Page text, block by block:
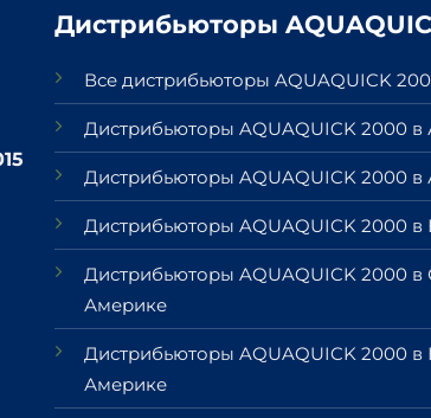
Дистрибьюторы
Все дистрибьюторы AQUAQUICK
Дистрибьюторы AQUAQUICK 2000 в
Дистрибьюторы AQUAQUICK 2000 в
Дистрибьюторы AQUAQUICK 2000 в
Дистрибьюторы AQUAQUICK 2000 в
Америке
Дистрибьюторы AQUAQUICK 2000
Америке